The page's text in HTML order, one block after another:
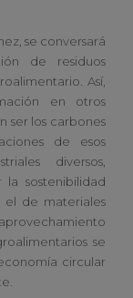
se conversará
de residuos
Así,
en otros
ser los carbones
de esos
diversos,
sostenibilidad
de materiales
se
circular